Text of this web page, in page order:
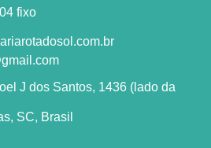
fixo
J dos Santos, 1436 (lado da
SC, Brasil